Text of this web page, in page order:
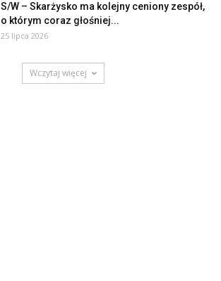
S/W – Skarżysko ma kolejny ceniony zespół,
o którym coraz głośniej...
25 lipca 2026
Wczytaj więcej